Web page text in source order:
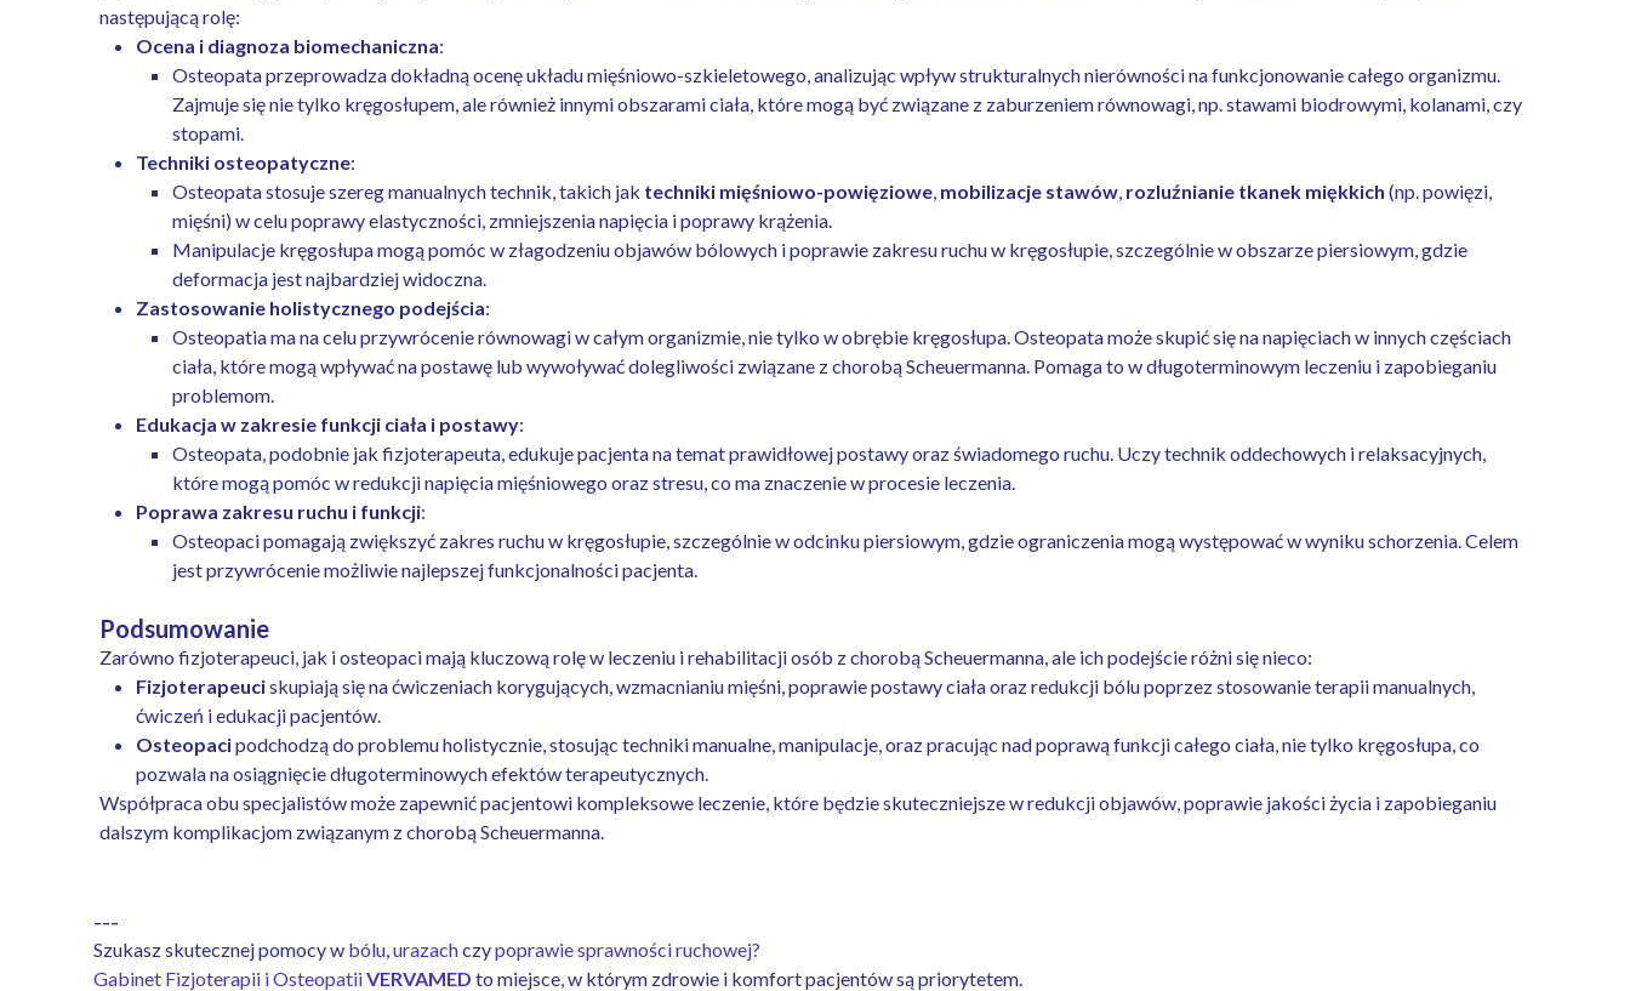
następującą rolę:
Ocena i diagnoza biomechaniczna:
Osteopata przeprowadza dokładną ocenę układu mięśniowo-szkieletowego, analizując wpływ strukturalnych nierówności na funkcjonowanie całego organizmu.
Zajmuje się nie tylko kręgosłupem, ale również innymi obszarami ciała, które mogą być związane z zaburzeniem równowagi, np. stawami biodrowymi, kolanami, czy
stopami.
Techniki osteopatyczne:
Osteopata stosuje szereg manualnych technik, takich jak techniki mięśniowo-powięziowe, mobilizacje stawów, rozluźnianie tkanek miękkich (np. powięzi,
mięśni) w celu poprawy elastyczności, zmniejszenia napięcia i poprawy krążenia.
Manipulacje kręgosłupa mogą pomóc w złagodzeniu objawów bólowych i poprawie zakresu ruchu w kręgosłupie, szczególnie w obszarze piersiowym, gdzie
deformacja jest najbardziej widoczna.
Zastosowanie holistycznego podejścia:
Osteopatia ma na celu przywrócenie równowagi w całym organizmie, nie tylko w obrębie kręgosłupa. Osteopata może skupić się na napięciach w innych częściach
ciała, które mogą wpływać na postawę lub wywoływać dolegliwości związane z chorobą Scheuermanna. Pomaga to w długoterminowym leczeniu i zapobieganiu
problemom.
Edukacja w zakresie funkcji ciała i postawy:
Osteopata, podobnie jak fizjoterapeuta, edukuje pacjenta na temat prawidłowej postawy oraz świadomego ruchu. Uczy technik oddechowych i relaksacyjnych,
które mogą pomóc w redukcji napięcia mięśniowego oraz stresu, co ma znaczenie w procesie leczenia.
Poprawa zakresu ruchu i funkcji:
Osteopaci pomagają zwiększyć zakres ruchu w kręgosłupie, szczególnie w odcinku piersiowym, gdzie ograniczenia mogą występować w wyniku schorzenia. Celem
jest przywrócenie możliwie najlepszej funkcjonalności pacjenta.
Podsumowanie
Zarówno fizjoterapeuci, jak i osteopaci mają kluczową rolę w leczeniu i rehabilitacji osób z chorobą Scheuermanna, ale ich podejście różni się nieco:
Fizjoterapeuciskupiają się na ćwiczeniach korygujących, wzmacnianiu mięśni, poprawie postawy ciała oraz redukcji bólu poprzez stosowanie terapii manualnych,
ćwiczeń i edukacji pacjentów.
Osteopacipodchodzą do problemu holistycznie, stosując techniki manualne, manipulacje, oraz pracując nad poprawą funkcji całego ciała, nie tylko kręgosłupa, co
pozwala na osiągnięcie długoterminowych efektów terapeutycznych.
Współpraca obu specjalistów może zapewnić pacjentowi kompleksowe leczenie, które będzie skuteczniejsze w redukcji objawów, poprawie jakości życia i zapobieganiu
dalszym komplikacjom związanym z chorobą Scheuermanna.
---
Szukasz skutecznej pomocy w bólu,urazachczypoprawie sprawności ruchowej?
Gabinet Fizjoterapii i OsteopatiiVERVAMED to miejsce, w którym zdrowie i komfort pacjentów są priorytetem.